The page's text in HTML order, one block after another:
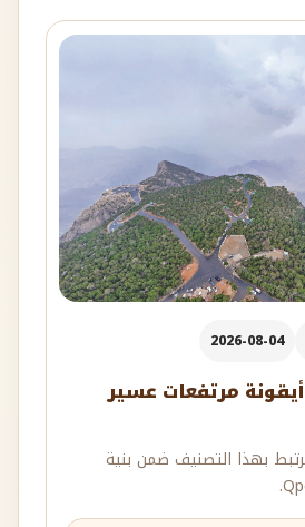
2026-08-04
مرتفعات عسير
بهذا التصنيف ضمن بنية